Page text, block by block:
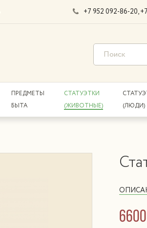
+7 952 092-86-20
ПРЕДМЕТЫ
БЫТА
СТАТУЭТКИ
(ЖИВОТНЫЕ)
(ЛЮДИ)